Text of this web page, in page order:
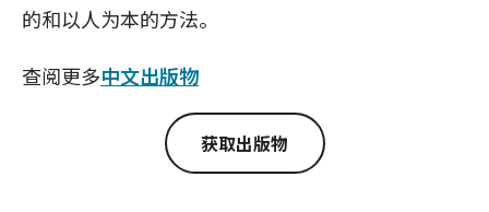
的和以人为本的方法。
查阅更多中文出版物
获取出版物